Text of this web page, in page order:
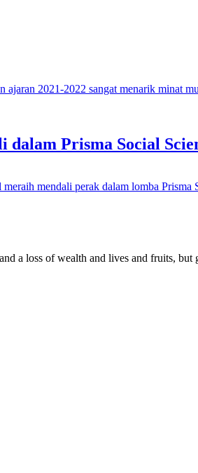
ajaran 2021-2022 sangat menarik
Prisma Social
mendali perak dalam lomba
a loss of wealth and lives and fruits,